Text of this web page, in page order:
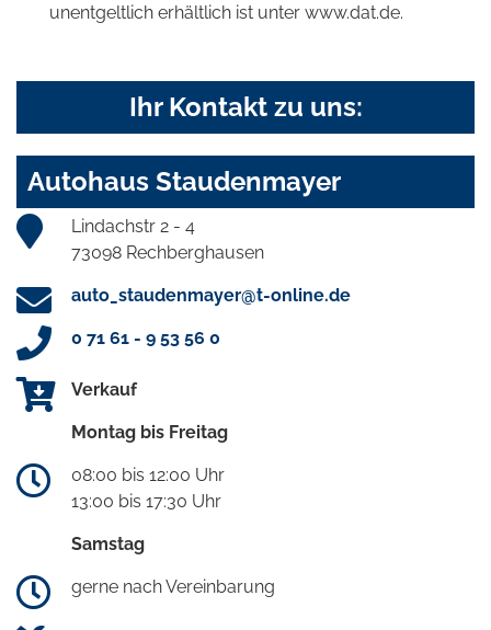
unentgeltlich erhältlich ist unter www.dat.de.
Ihr Kontakt zu uns:
Autohaus Staudenmayer
Lindachstr 2 - 4
73098 Rechberghausen
auto_staudenmayer@t-online.de
0 71 61 - 9 53 56 0
Verkauf
Montag bis Freitag
08:00 bis 12:00 Uhr
13:00 bis 17:30 Uhr
Samstag
gerne nach Vereinbarung